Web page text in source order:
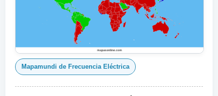
Mapamundi de Frecuencia Eléctrica